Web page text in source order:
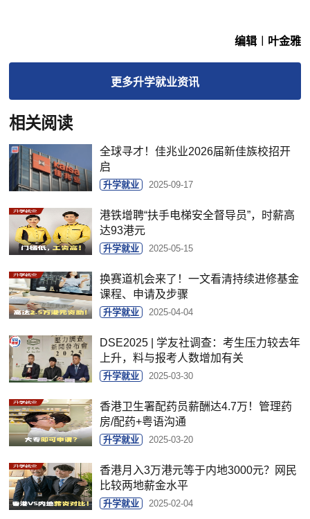
编辑︱叶金雅
更多升学就业资讯
相关阅读
全球寻才！佳兆业2026届新佳族校招开
启
升学就业 2025-09-17
港铁增聘“扶手电梯安全督导员”，时薪高
达93港元
升学就业 2025-05-15
换赛道机会来了！一文看清持续进修基金
课程、申请及步骤
升学就业 2025-04-04
DSE2025 | 学友社调查：考生压力较去年
上升，料与报考人数增加有关
升学就业 2025-03-30
香港卫生署配药员薪酬达4.7万！管理药
房/配药+粤语沟通
升学就业 2025-03-20
香港月入3万港元等于内地3000元？网民
比较两地薪金水平
升学就业 2025-02-04